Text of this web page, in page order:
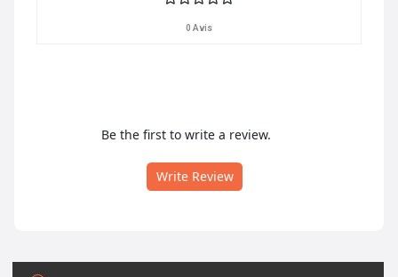
0 Avis
Be the first to write a review.
Write Review